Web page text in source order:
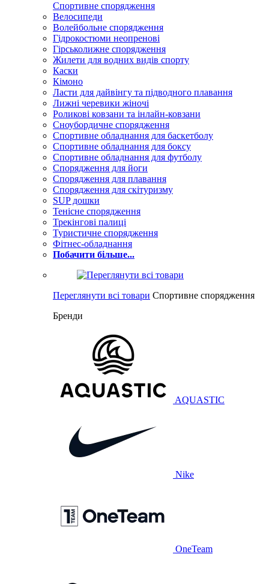
Спортивне спорядження
Велосипеди
Волейбольне спорядження
Гідрокостюми неопренові
Гірськолижне спорядження
Жилети для водних видів спорту
Каски
Кімоно
Ласти для дайвінгу та підводного плавання
Лижні черевики жіночі
Роликові ковзани та інлайн-ковзани
Сноубордичне спорядження
Спортивне обладнання для баскетболу
Спортивне обладнання для боксу
Спортивне обладнання для футболу
Спорядження для йоги
Спорядження для плавання
Спорядження для скітуризму
SUP дошки
Тенісне спорядження
Трекінгові палиці
Туристичне спорядження
Фітнес-обладнання
Побачити більше...
Переглянути всі товари Спортивне спорядження
Бренди
AQUASTIC
Nike
OneTeam